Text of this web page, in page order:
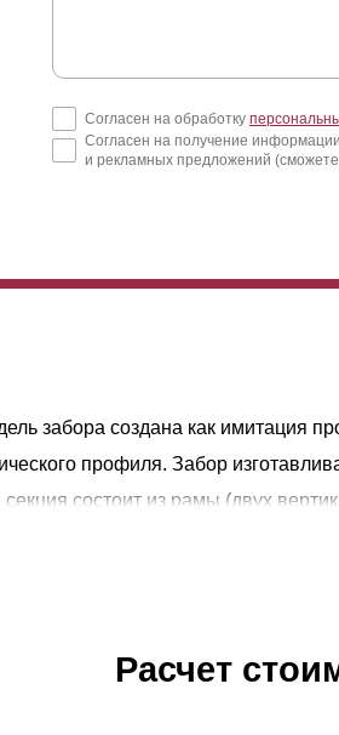
Согласен на обработку
Согласен на получение информации
и рекламных предложений
забора создана как имитация
профиля. Забор
состоит из рамы (двух
и правильным геометрическим
Расчет